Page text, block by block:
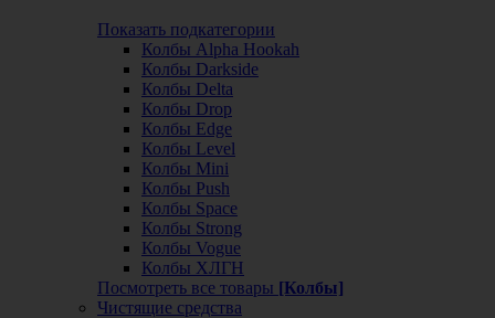
Показать подкатегории
Колбы Alpha Hookah
Колбы Darkside
Колбы Delta
Колбы Drop
Колбы Edge
Колбы Level
Колбы Mini
Колбы Push
Колбы Space
Колбы Strong
Колбы Vogue
Колбы ХЛГН
Посмотреть все товары [Колбы]
Чистящие средства